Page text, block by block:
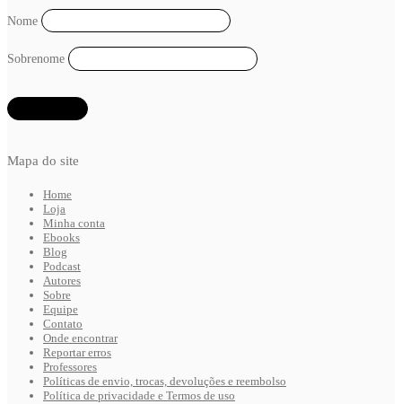
Mapa do site
Home
Loja
Minha conta
Ebooks
Blog
Podcast
Autores
Sobre
Equipe
Contato
Onde encontrar
Reportar erros
Professores
Políticas de envio, trocas, devoluções e reembolso
Política de privacidade e Termos de uso
Nome
Sobrenome